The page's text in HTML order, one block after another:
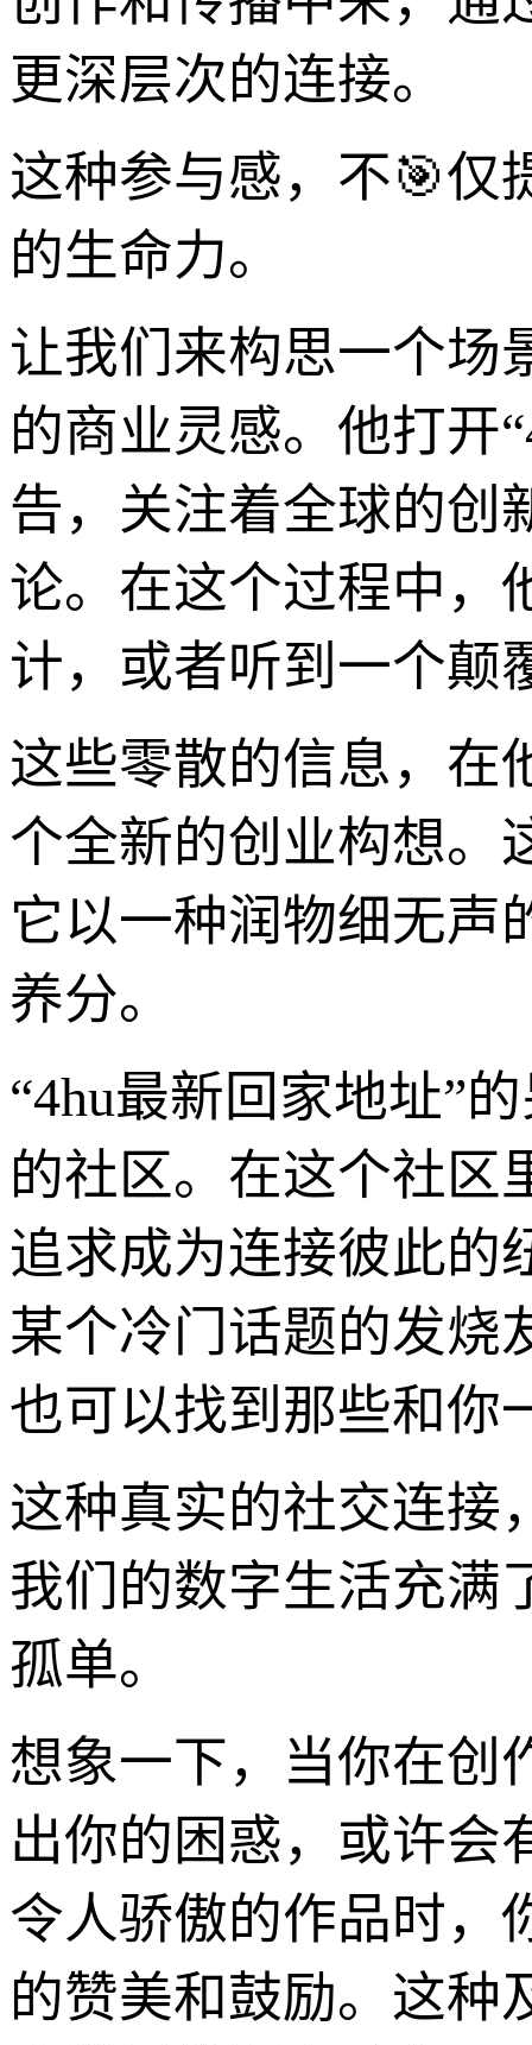
更深层次的连接。
这种参与感，不🎯仅
的生命力。
让我们来构思一个场
的商业灵感。他打开
告，关注着全球的创
论。在这个过程中，
计，或者听到一个颠
这些零散的信息，在
个全新的创业构想
它以一种润物细无声
养分。
“4hu最新回家地址”
的社区。在这个社区
追求成为连接彼此的
某个冷门话题的发烧
也可以找到那些和你
这种真实的社交连接
我们的数字生活充满
孤单。
想象一下，当你在创
出你的困惑，或许会
令人骄傲的作品时，
的赞美和鼓励。这种